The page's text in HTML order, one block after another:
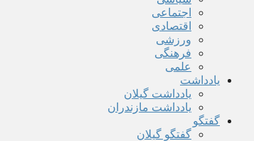
اجتماعی
اقتصادی
ورزشی
فرهنگی
علمی
یادداشت
یادداشت گیلان
یادداشت مازندران
گفتگو
گفتگو گیلان